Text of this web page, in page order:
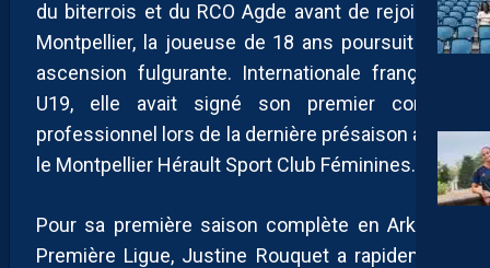
du biterrois et du RCO Agde avant de rejoindre
Montpellier, la joueuse de 18 ans poursuit une
ascension fulgurante. Internationale française
U19, elle avait signé son premier contrat
professionnel lors de la dernière présaison avec
le Montpellier Hérault Sport Club Féminines.
Pour sa première saison complète en Arkema
Première Ligue, Justine Rouquet a rapidement